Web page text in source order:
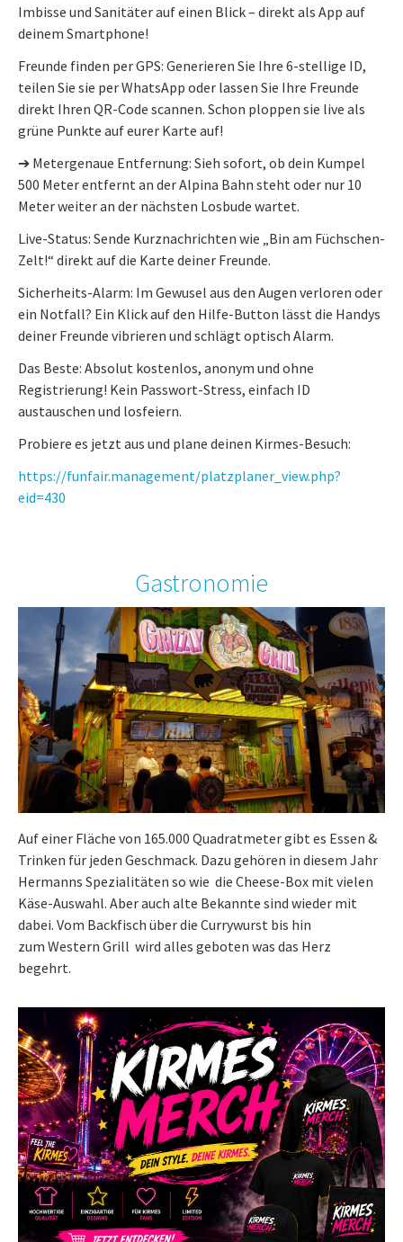
Imbisse und Sanitäter auf einen Blick – direkt als App auf
deinem Smartphone!
Freunde finden per GPS: Generieren Sie Ihre 6-stellige ID,
teilen Sie sie per WhatsApp oder lassen Sie Ihre Freunde
direkt Ihren QR-Code scannen. Schon ploppen sie live als
grüne Punkte auf eurer Karte auf!
➔ Metergenaue Entfernung: Sieh sofort, ob dein Kumpel
500 Meter entfernt an der Alpina Bahn steht oder nur 10
Meter weiter an der nächsten Losbude wartet.
Live-Status: Sende Kurznachrichten wie „Bin am Füchschen-
Zelt!“ direkt auf die Karte deiner Freunde.
Sicherheits-Alarm: Im Gewusel aus den Augen verloren oder
ein Notfall? Ein Klick auf den Hilfe-Button lässt die Handys
deiner Freunde vibrieren und schlägt optisch Alarm.
Das Beste: Absolut kostenlos, anonym und ohne
Registrierung! Kein Passwort-Stress, einfach ID
austauschen und losfeiern.
Probiere es jetzt aus und plane deinen Kirmes-Besuch:
https://funfair.management/platzplaner_view.php?
eid=430
Gastronomie
Auf einer Fläche von 165.000 Quadratmeter gibt es Essen &
Trinken für jeden Geschmack. Dazu gehören in diesem Jahr
Hermanns Spezialitäten so wie die Cheese-Box mit vielen
Käse-Auswahl. Aber auch alte Bekannte sind wieder mit
dabei. Vom Backfisch über die Currywurst bis hin
zum Western Grill wird alles geboten was das Herz
begehrt.